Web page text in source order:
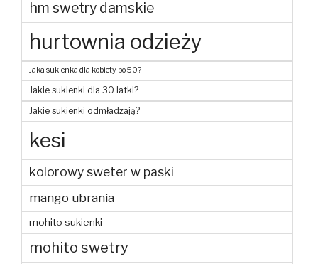
hm swetry damskie
hurtownia odzieży
Jaka sukienka dla kobiety po 50?
Jakie sukienki dla 30 latki?
Jakie sukienki odmładzają?
kesi
kolorowy sweter w paski
mango ubrania
mohito sukienki
mohito swetry